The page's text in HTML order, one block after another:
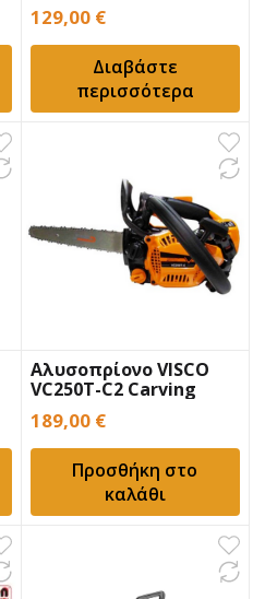
129,00 €
Διαβάστε
περισσότερα
Αλυσοπρίονο VISCO
VC250T-C2 Carving
189,00 €
Προσθήκη στο
καλάθι